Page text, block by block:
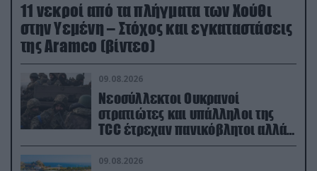
11 νεκροί από τα πλήγματα των Χούθι
στην Υεμένη – Στόχος και εγκαταστάσεις
της Aramco (βίντεο)
09.08.2026
Νεοσύλλεκτοι Ουκρανοί
στρατιώτες και υπάλληλοι της
TCC έτρεχαν πανικόβλητοι αλλά…
εξοντώθηκαν – Δείτε βίντεο
09.08.2026